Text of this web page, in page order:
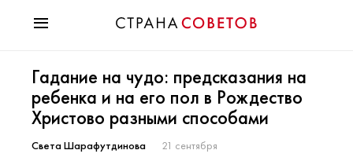
Мода
Звезды
Гороскопы
Здоровье
Гадание на чудо: предсказания на
ребенка и на его пол в Рождество
Христово разными способами
Света Шарафутдинова 21 сентября